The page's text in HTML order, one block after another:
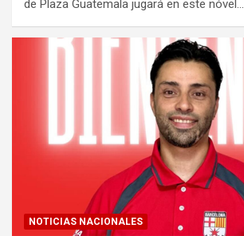
de Plaza Guatemala jugará en este nóvel…
NOTICIAS NACIONALES